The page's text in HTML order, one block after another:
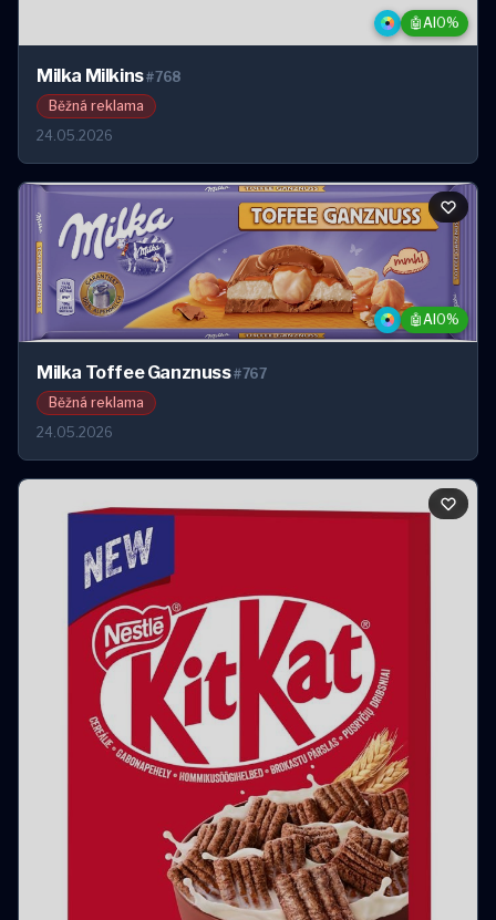
🤖AI 0%
Milka Milkins#768
Běžná reklama
24.05.2026
🤖 AI 0%
Milka Toffee Ganznuss#767
Běžná reklama
24.05.2026